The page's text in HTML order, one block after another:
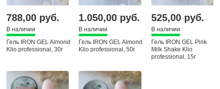
788,00 руб.
В наличии
Гель IRON GEL Almond
Klio professional, 30г
1.050,00 руб.
В наличии
Гель IRON GEL Almond
Klio professional, 50г
525,00 руб.
В наличии
Гель IRON GEL Pink
Milk Shake Klio
professional, 15г